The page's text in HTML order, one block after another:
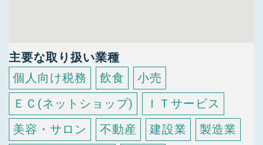
主要な取り扱い業種
個人向け税務
飲食
小売
ＥＣ(ネットショップ)
ＩＴサービス
美容・サロン
不動産 建設業
製造業